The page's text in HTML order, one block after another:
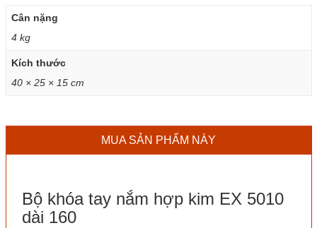
Cân nặng
4 kg
Kích thước
40 × 25 × 15 cm
MUA SẢN PHẨM NÀY
Bộ khóa tay nắm hợp kim EX 5010
dài 160